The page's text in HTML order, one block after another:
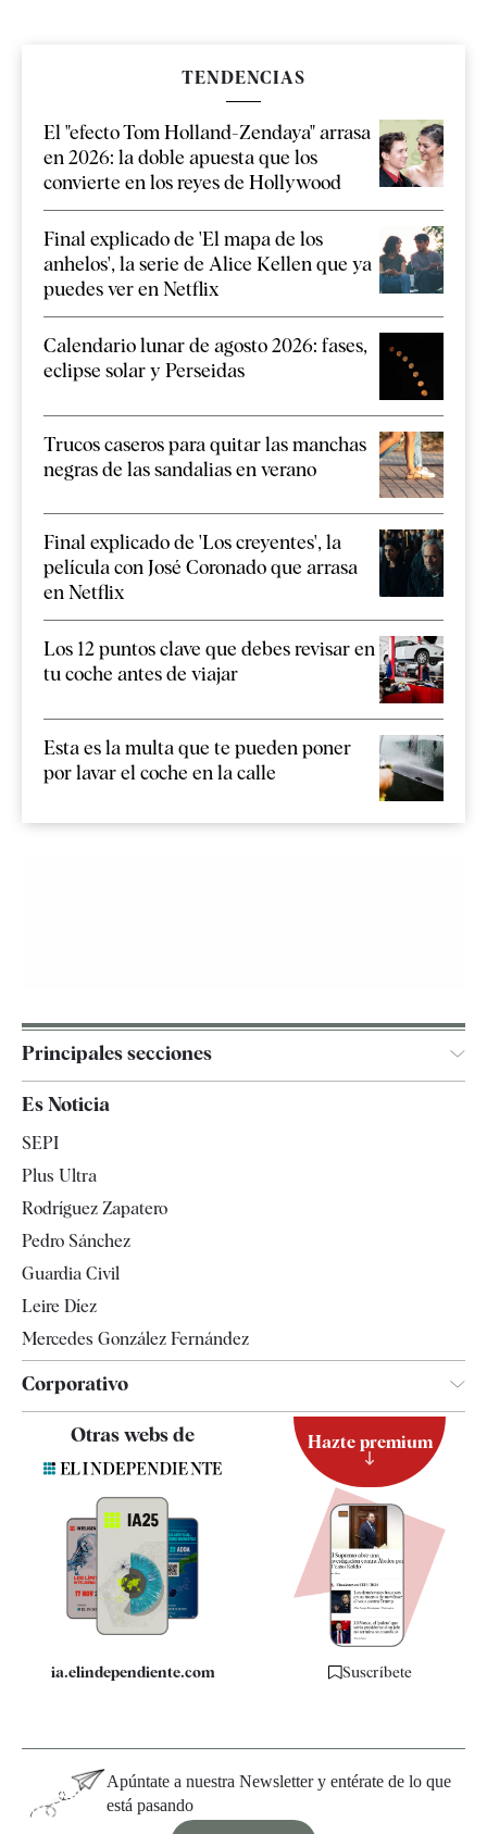
TENDENCIAS
El "efecto Tom Holland-Zendaya" arrasa
en 2026: la doble apuesta que los
convierte en los reyes de Hollywood
Final explicado de 'El mapa de los
anhelos', la serie de Alice Kellen que ya
puedes ver en Netflix
Calendario lunar de agosto 2026: fases,
eclipse solar y Perseidas
Trucos caseros para quitar las manchas
negras de las sandalias en verano
Final explicado de 'Los creyentes', la
película con José Coronado que arrasa
en Netflix
Los 12 puntos clave que debes revisar en
tu coche antes de viajar
Esta es la multa que te pueden poner
por lavar el coche en la calle
Principales secciones
España
Televisión
Es Noticia
SEPI
Plus Ultra
Rodríguez Zapatero
Pedro Sánchez
Guardia Civil
Leire Díez
Mercedes González Fernández
Corporativo
Contacto
Quiénes somos
Especificaciones
Otras webs de
ia.elindependiente.com
Hazte premium
Suscríbete
Apúntate a nuestra Newsletter y entérate de lo que
está pasando